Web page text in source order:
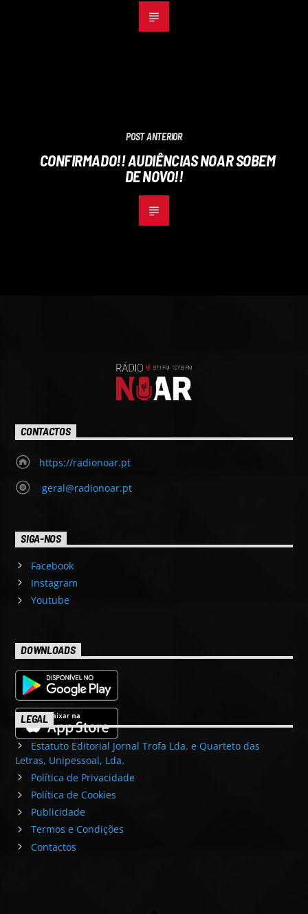
POST ANTERIOR
CONFIRMADO!! AUDIÊNCIAS NOAR SOBEM
DE NOVO!!
CONTACTOS
https://radionoar.pt
geral@radionoar.pt
SIGA-NOS
Facebook
Instagram
Youtube
DOWNLOADS
LEGAL
Estatuto Editorial Jornal Trofa Lda. e Quarteto das
Letras, Unipessoal, Lda.
Política de Privacidade
Política de Cookies
Publicidade
Termos e Condições
Contactos